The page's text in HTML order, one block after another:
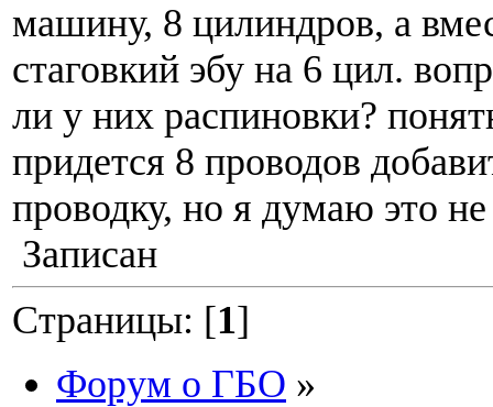
машину, 8 цилиндров, а
стаговкий эбу на 6 цил.
ли у них распиновки?
придется 8 проводов
проводку, но я думаю это
Записан
Страницы: [1]
Форум о ГБО »